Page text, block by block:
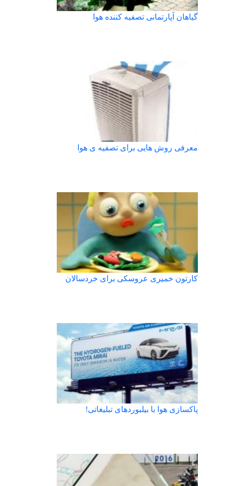
گیاهان آپارتمانی تصفیه کننده هوا
معرفی روش هایی برای تصفیه ی هوا
کارتون خمیری عروسکی برای خردسالان
پاکسازی هوا با بیلبوردهای تبلیغاتی!